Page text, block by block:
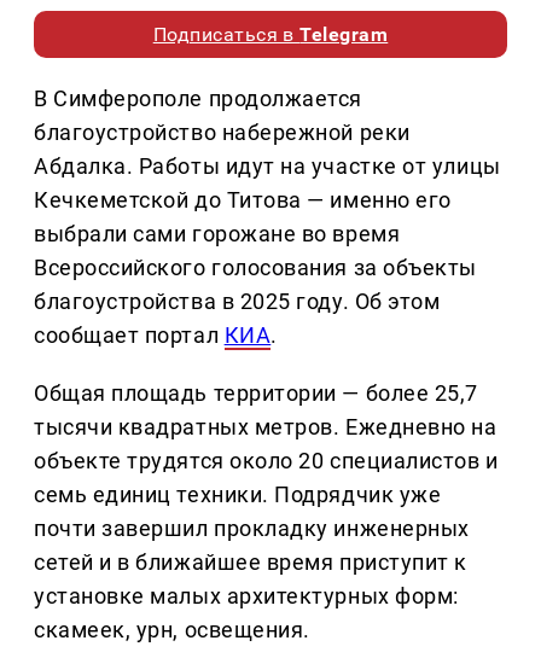
Подписаться вTelegram
В Симферополе продолжается
благоустройство набережной реки
Абдалка. Работы идут на участке от улицы
Кечкеметской до Титова — именно его
выбрали сами горожане во время
Всероссийского голосования за объекты
благоустройства в 2025 году. Об этом
сообщает портал КИА.
Общая площадь территории — более 25,7
тысячи квадратных метров. Ежедневно на
объекте трудятся около 20 специалистов и
семь единиц техники. Подрядчик уже
почти завершил прокладку инженерных
сетей и в ближайшее время приступит к
установке малых архитектурных форм:
скамеек, урн, освещения.